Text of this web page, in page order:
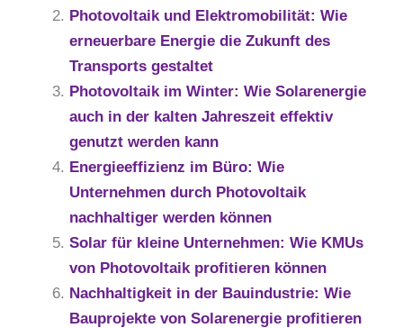
Photovoltaik und Elektromobilität: Wie
erneuerbare Energie die Zukunft des
Transports gestaltet
Photovoltaik im Winter: Wie Solarenergie
auch in der kalten Jahreszeit effektiv
genutzt werden kann
Energieeffizienz im Büro: Wie
Unternehmen durch Photovoltaik
nachhaltiger werden können
Solar für kleine Unternehmen: Wie KMUs
von Photovoltaik profitieren können
Nachhaltigkeit in der Bauindustrie: Wie
Bauprojekte von Solarenergie profitieren